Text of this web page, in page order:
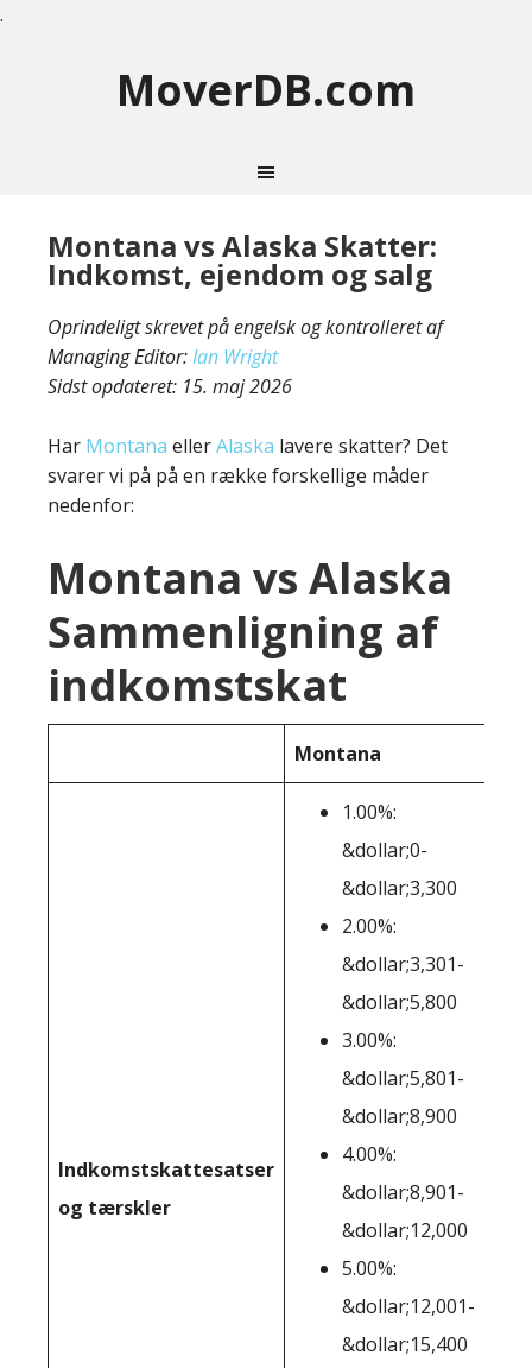
.
MoverDB.com
Montana vs Alaska Skatter:
Indkomst, ejendom og salg
Oprindeligt skrevet på engelsk og kontrolleret af
Managing Editor:Ian Wright
Sidst opdateret: 15. maj 2026
Har Montana ellerAlaska lavere skatter? Det
svarer vi på på en række forskellige måder
nedenfor:
Montana vs Alaska
Sammenligning af
indkomstskat
Montana
Indkomstskattesatser
og tærskler
1.00%:
&dollar;0-
&dollar;3,300
2.00%:
&dollar;3,301-
&dollar;5,800
3.00%:
&dollar;5,801-
&dollar;8,900
4.00%:
&dollar;8,901-
&dollar;12,000
5.00%:
&dollar;12,001-
&dollar;15,400